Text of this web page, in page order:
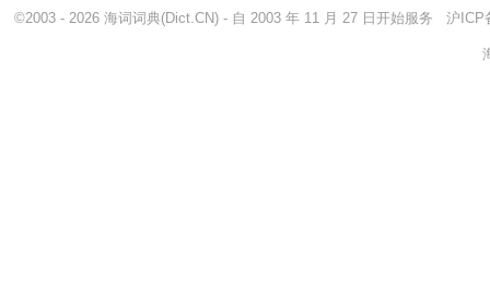
©2003 - 2026 海词词典(Dict.CN) - 自 2003 年 11 月 27 日开始服务 沪ICP